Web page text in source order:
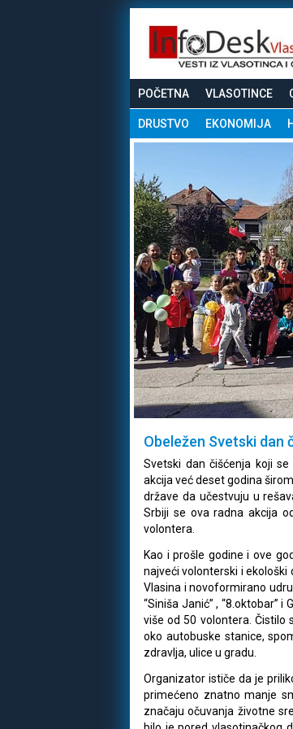
POČETNA VLASOTINCE
DRUSTVO EKONOMIJA
Obeležen Svetski dan
Svetski dan čišćenja koji
akcija već deset godina
države da učestvuju u
Srbiji se ova radna akcija
volontera.
Kao i prošle godine i ove
najveći volonterski i ekološki
Vlasina i novoformirano
“Siniša Janić” , “8.oktobar”
više od 50 volontera. Čistilo
oko autobuske stanice,
zdravlja, ulice u gradu.
Organizator ističe da je
primećeno znatno manje
značaju očuvanja životne